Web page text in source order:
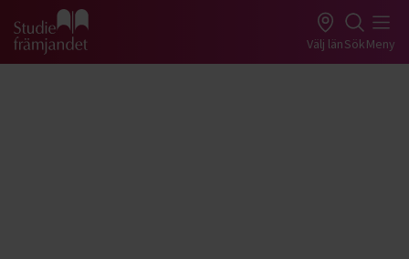
Gå till studiefrämjandets startsida Välj länSökMeny